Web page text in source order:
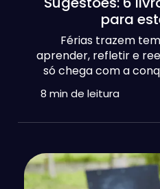
para
Férias trazem
aprender, refletir e
só chega com a
planos,
testar e explorar. Por isso, deixamos-lhe aqui
ansiamos no
8 min de leitura